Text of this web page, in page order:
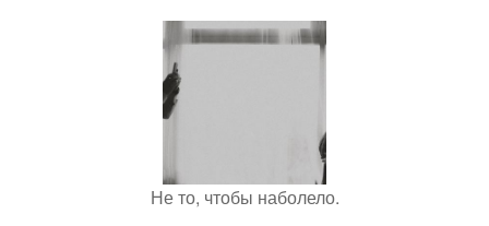
Не то, чтобы наболело.